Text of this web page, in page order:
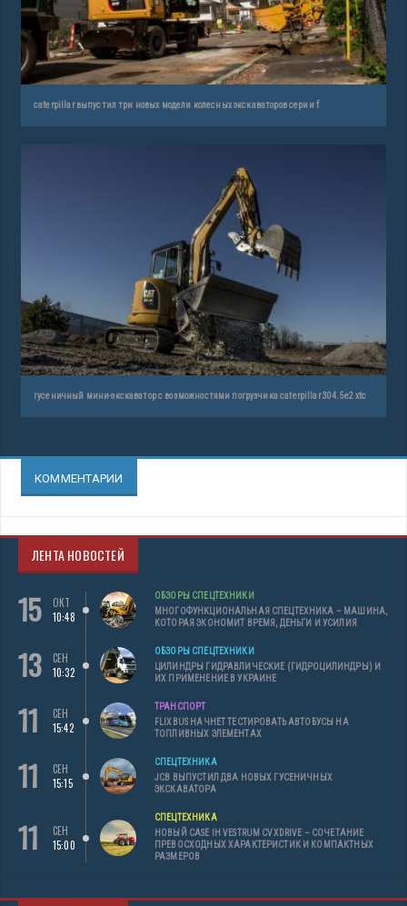
caterpillar выпустил три новых модели колесных экскаваторов серии f
гусеничный мини-экскаватор с возможностями погрузчика caterpillar 304.5e2 xtc
КОММЕНТАРИИ
ЛЕНТА НОВОСТЕЙ
15
ОКТ
10:48
ОБЗОРЫ СПЕЦТЕХНИКИ
МНОГОФУНКЦИОНАЛЬНАЯ СПЕЦТЕХНИКА – МАШИНА,
КОТОРАЯ ЭКОНОМИТ ВРЕМЯ, ДЕНЬГИ И УСИЛИЯ
13
СЕН
10:32
ОБЗОРЫ СПЕЦТЕХНИКИ
ЦИЛИНДРЫ ГИДРАВЛИЧЕСКИЕ (ГИДРОЦИЛИНДРЫ) И
ИХ ПРИМЕНЕНИЕ В УКРАИНЕ
11
СЕН
15:42
ТРАНСПОРТ
FLIXBUS НАЧНЕТ ТЕСТИРОВАТЬ АВТОБУСЫ НА
ТОПЛИВНЫХ ЭЛЕМЕНТАХ
11
СЕН
15:15
СПЕЦТЕХНИКА
JCB ВЫПУСТИЛ ДВА НОВЫХ ГУСЕНИЧНЫХ
ЭКСКАВАТОРА
11
СЕН
15:00
СПЕЦТЕХНИКА
НОВЫЙ CASE IH VESTRUM CVXDRIVE – СОЧЕТАНИЕ
ПРЕВОСХОДНЫХ ХАРАКТЕРИСТИК И КОМПАКТНЫХ
РАЗМЕРОВ